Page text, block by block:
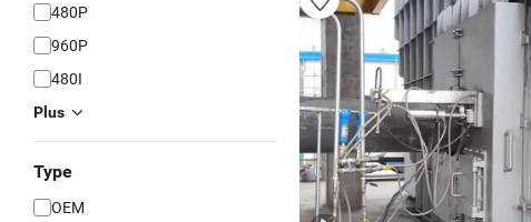
480P
960P
480I
Plus
Type
OEM